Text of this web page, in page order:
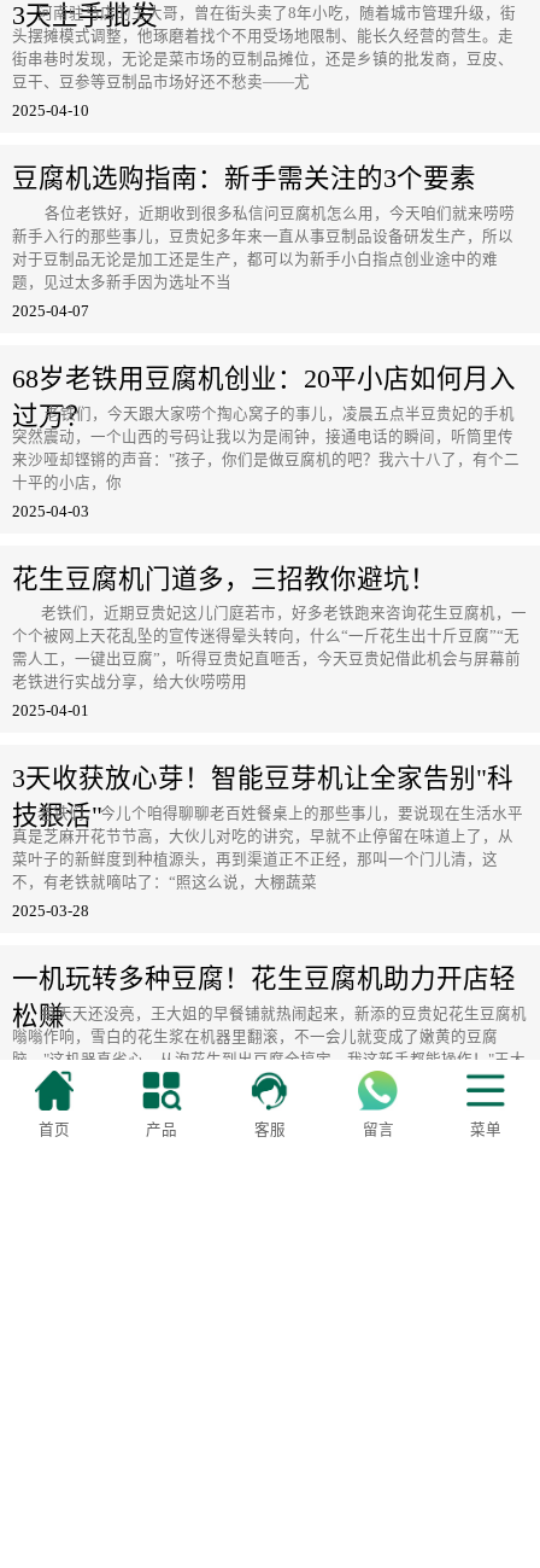
3天上手批发
河南驻马店的王大哥，曾在街头卖了8年小吃，随着城市管理升级，街
头摆摊模式调整，他琢磨着找个不用受场地限制、能长久经营的营生。走
街串巷时发现，无论是菜市场的豆制品摊位，还是乡镇的批发商，豆皮、
豆干、豆参等豆制品市场好还不愁卖——尤
2025-04-10
豆腐机选购指南：新手需关注的3个要素
各位老铁好，近期收到很多私信问豆腐机怎么用，今天咱们就来唠唠
新手入行的那些事儿，豆贵妃多年来一直从事豆制品设备研发生产，所以
对于豆制品无论是加工还是生产，都可以为新手小白指点创业途中的难
题，见过太多新手因为选址不当
2025-04-07
68岁老铁用豆腐机创业：20平小店如何月入
过万？
老铁们，今天跟大家唠个掏心窝子的事儿，凌晨五点半豆贵妃的手机
突然震动，一个山西的号码让我以为是闹钟，接通电话的瞬间，听筒里传
来沙哑却铿锵的声音："孩子，你们是做豆腐机的吧？我六十八了，有个二
十平的小店，你
2025-04-03
花生豆腐机门道多，三招教你避坑！
老铁们，近期豆贵妃这儿门庭若市，好多老铁跑来咨询花生豆腐机，一
个个被网上天花乱坠的宣传迷得晕头转向，什么“一斤花生出十斤豆腐”“无
需人工，一键出豆腐”，听得豆贵妃直咂舌，今天豆贵妃借此机会与屏幕前
老铁进行实战分享，给大伙唠唠用
2025-04-01
3天收获放心芽！智能豆芽机让全家告别"科
技狠活"
老铁们，今儿个咱得聊聊老百姓餐桌上的那些事儿，要说现在生活水平
真是芝麻开花节节高，大伙儿对吃的讲究，早就不止停留在味道上了，从
菜叶子的新鲜度到种植源头，再到渠道正不正经，那叫一个门儿清，这
不，有老铁就嘀咕了：“照这么说，大棚蔬菜
2025-03-28
一机玩转多种豆腐！花生豆腐机助力开店轻
松赚
每天天还没亮，王大姐的早餐铺就热闹起来，新添的豆贵妃花生豆腐机
嗡嗡作响，雪白的花生浆在机器里翻滚，不一会儿就变成了嫩黄的豆腐
脑，"这机器真省心，从泡花生到出豆腐全搞定，我这新手都能操作！"王大
姐边说边给顾客
2025-03-25
首页 产品 客服 留言 菜单